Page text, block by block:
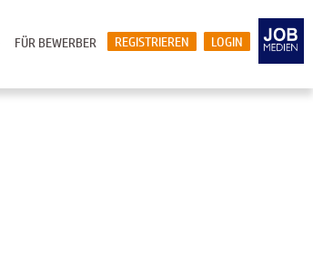
LOGIN
REGISTRIEREN
FÜR BEWERBER